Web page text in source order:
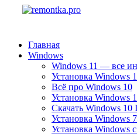
Главная
Windows
Windows 11 — все
Установка Windows
Всё про Windows 10
Установка Windows
Скачать Windows 10
Установка Windows 7
Установка Windows